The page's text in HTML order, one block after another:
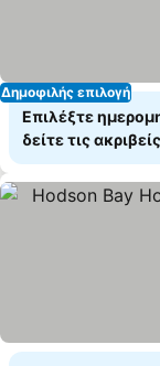
Δημοφιλής επιλογή
Επιλέξτε
δείτε τις